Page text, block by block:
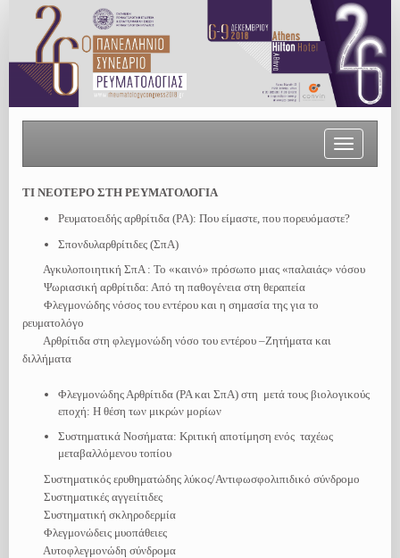
Toggle
navigation
ΤΙ ΝΕΟΤΕΡΟ ΣΤΗ ΡΕΥΜΑΤΟΛΟΓΙΑ
Ρευματοειδής αρθρίτιδα (ΡΑ): Που είμαστε, που πορευόμαστε?
Σπονδυλαρθρίτιδες (ΣπA)
Αγκυλοποιητική ΣπΑ : To «καινό» πρόσωπο μιας «παλαιάς» νόσου
Ψωριασική αρθρίτιδα: Από τη παθογένεια στη θεραπεία
Φλεγμονώδης νόσος του εντέρου και η σημασία της για το
ρευματολόγο
Αρθρίτιδα στη φλεγμονώδη νόσο του εντέρου –Ζητήματα και
διλλήματα
Φλεγμονώδης Αρθρίτιδα (ΡΑ και ΣπΑ) στη μετά τους βιολογικούς
εποχή: Η θέση των μικρών μορίων
Συστηματικά Νοσήματα: Κριτική αποτίμηση ενός ταχέως
μεταβαλλόμενου τοπίου
Συστηματικός ερυθηματώδης λύκος/Αντιφωσφολιπιδικό σύνδρομο
Συστηματικές αγγειίτιδες
Συστηματική σκληροδερμία
Φλεγμονώδεις μυοπάθειες
Αυτοφλεγμονώδη σύνδρομα